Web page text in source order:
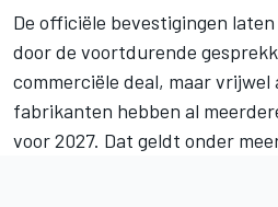
De officiële bevestigingen
door de voortdurende
commerciële deal, maar vrijwel
fabrikanten hebben al
voor 2027. Dat geldt onder